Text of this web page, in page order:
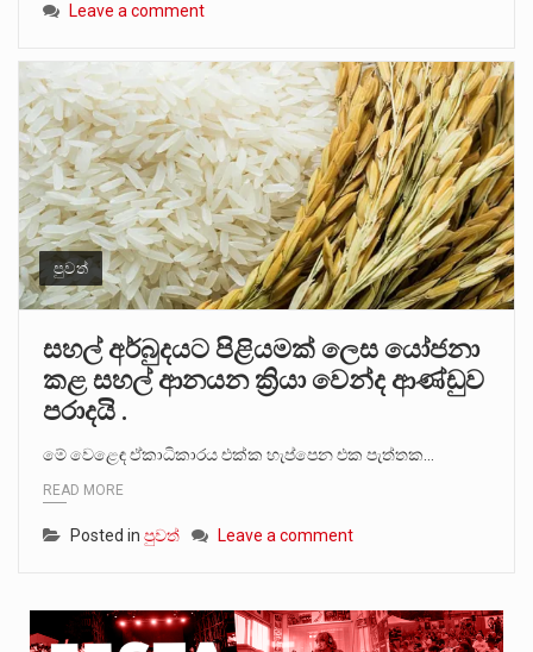
Leave a comment
පුවත්
සහල් අර්බුදයට පිළියමක් ලෙස යෝජනා
කළ සහල් ආනයන ක්‍රියා වෙන්ද ආණ්ඩුව
පරාදයි .
මේ වෙළෙඳ ඒකාධිකාරය එක්ක හැප්පෙන එක පැත්තක…
READ MORE
Posted in පුවත් Leave a comment